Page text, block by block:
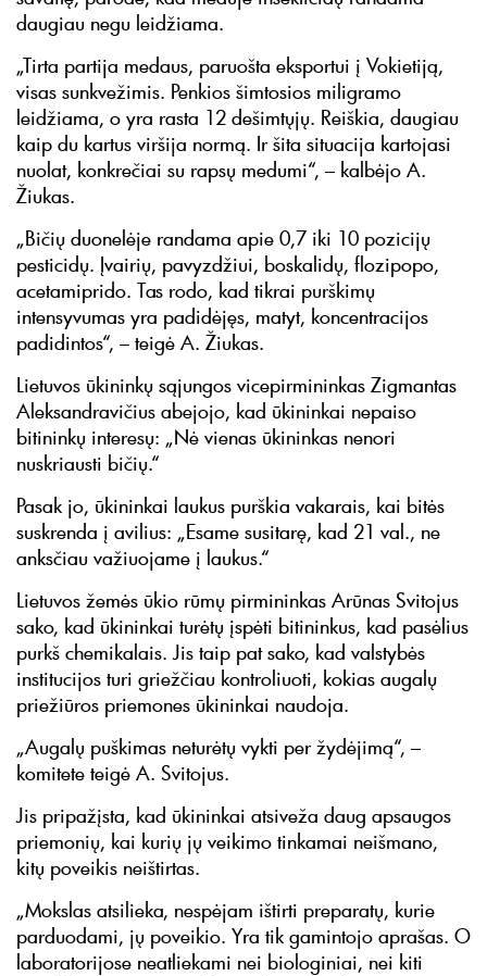
daugiau negu leidžiama.
„Tirta partija medaus, paruošta eksportui į Vokietiją,
visas sunkvežimis. Penkios šimtosios miligramo
leidžiama, o yra rasta 12 dešimtųjų. Reiškia, daugiau
kaip du kartus viršija normą. Ir šita situacija kartojasi
nuolat, konkrečiai su rapsų medumi“, – kalbėjo A.
Žiukas.
„Bičių duonelėje randama apie 0,7 iki 10 pozicijų
pesticidų. Įvairių, pavyzdžiui, boskalidų, flozipopo,
acetamiprido. Tas rodo, kad tikrai purškimų
intensyvumas yra padidėjęs, matyt, koncentracijos
padidintos“, – teigė A. Žiukas.
Lietuvos ūkininkų sąjungos vicepirmininkas Zigmantas
Aleksandravičius abejojo, kad ūkininkai nepaiso
bitininkų interesų: „Nė vienas ūkininkas nenori
nuskriausti bičių.“
Pasak jo, ūkininkai laukus purškia vakarais, kai bitės
suskrenda į avilius: „Esame susitarę, kad 21 val., ne
anksčiau važiuojame į laukus.“
Lietuvos žemės ūkio rūmų pirmininkas Arūnas Svitojus
sako, kad ūkininkai turėtų įspėti bitininkus, kad pasėlius
purkš chemikalais. Jis taip pat sako, kad valstybės
institucijos turi griežčiau kontroliuoti, kokias augalų
priežiūros priemones ūkininkai naudoja.
„Augalų puškimas neturėtų vykti per žydėjimą“, –
komitete teigė A. Svitojus.
Jis pripažįsta, kad ūkininkai atsiveža daug apsaugos
priemonių, kai kurių jų veikimo tinkamai neišmano,
kitų poveikis neištirtas.
„Mokslas atsilieka, nespėjam ištirti preparatų, kurie
parduodami, jų poveikio. Yra tik gamintojo aprašas. O
laboratorijose neatliekami nei biologiniai, nei kiti